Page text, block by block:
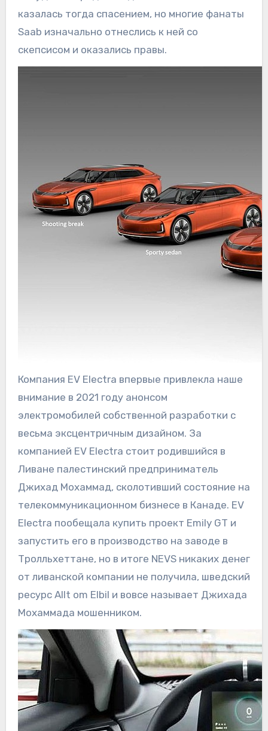
казалась тогда спасением, но многие фанаты
Saab изначально отнеслись к ней со
скепсисом и оказались правы.
Компания EV Electra впервые привлекла наше
внимание в 2021 году анонсом
электромобилей собственной разработки с
весьма эксцентричным дизайном. За
компанией EV Electra стоит родившийся в
Ливане палестинский предприниматель
Джихад Мохаммад, сколотивший состояние на
телекоммуникационном бизнесе в Канаде. EV
Electra пообещала купить проект Emily GT и
запустить его в производство на заводе в
Тролльхеттане, но в итоге NEVS никаких денег
от ливанской компании не получила, шведский
ресурс Allt om Elbil и вовсе называет Джихада
Мохаммада мошенником.